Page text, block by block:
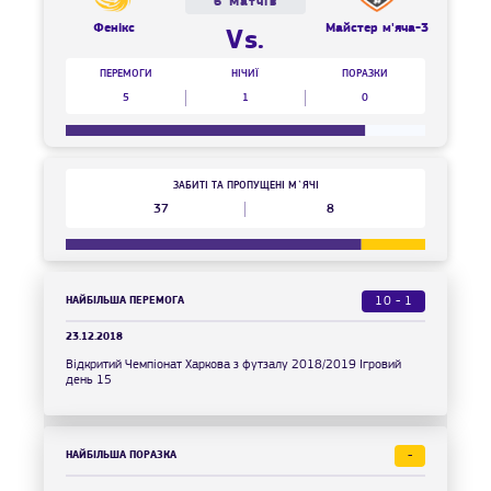
Фенікс Vs. Майстер м'яча-3
ПЕРЕМОГИ
5
НІЧИЇ
1
ПОРАЗКИ
0
37
ЗАБИТІ ТА ПРОПУЩЕНІ М`ЯЧІ
8
НАЙБІЛЬША ПЕРЕМОГА 10 - 1
23.12.2018
Відкритий Чемпіонат Харкова з футзалу 2018/2019 Ігровий
день 15
НАЙБІЛЬША ПОРАЗКА -